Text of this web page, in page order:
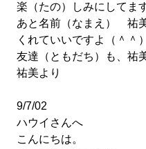
楽（たの）しみにしてます
あと名前（なまえ） 祐
くれていいですよ（＾＾）
友達（ともだち）も、祐
祐美より
9/7/02
ハウイさんへ
こんにちは。